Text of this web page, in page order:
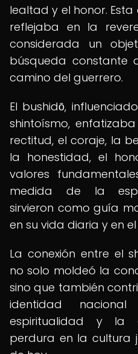
lealtad y el honor.
reflejaba en la
considerada un
búsqueda constante
camino del guerrero.
El bushidō,
shintoísmo,
rectitud, el coraje, la
la honestidad, el
valores
medida de la
sirvieron como guía
en su vida diaria y en
La conexión entre el
no solo moldeó la
sino que también
identidad
espiritualidad y la
perdura en la cultura